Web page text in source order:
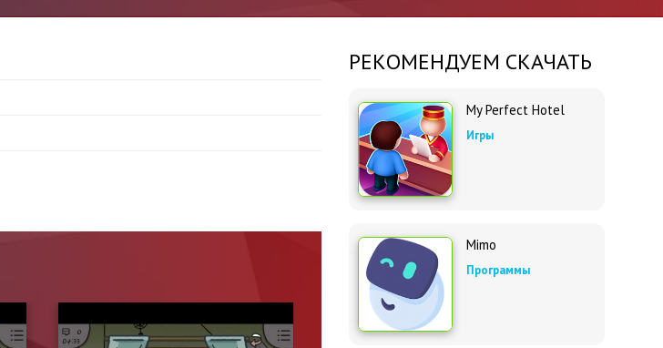
РЕКОМЕНДУЕМ СКАЧАТЬ
My Perfect Hotel
Игры
Mimo
Программы